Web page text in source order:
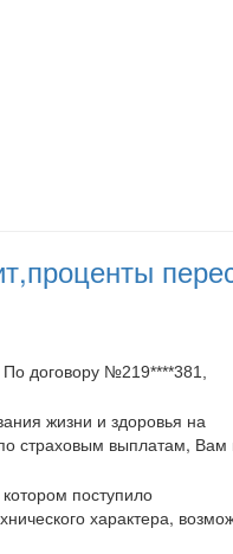
По договору №219****381,
жизни и здоровья на
страховым выплатам, Вам
поступило
характера,